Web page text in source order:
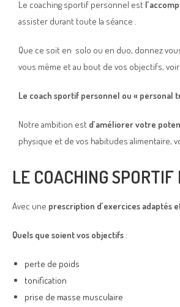
Le coaching sportif personnel est
assister durant toute la séance .
Que ce soit en solo ou en duo, donnez
vous même et au bout de vos objectifs,
Le coach sportif personnel ou « personal
Notre ambition est d’améliorer votre
physique et de vos habitudes alimentaire,
LE COACHING
Avec une prescription d’exercices adaptés
Quels que soient vos objectifs :
perte de poids
tonification
prise de masse musculaire